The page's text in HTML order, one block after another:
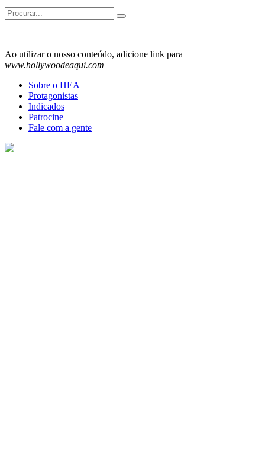
Search
for:
Ao utilizar o nosso conteúdo, adicione link para
www.hollywoodeaqui.com
Sobre o HEA
Protagonistas
Indicados
Patrocine
Fale com a gente